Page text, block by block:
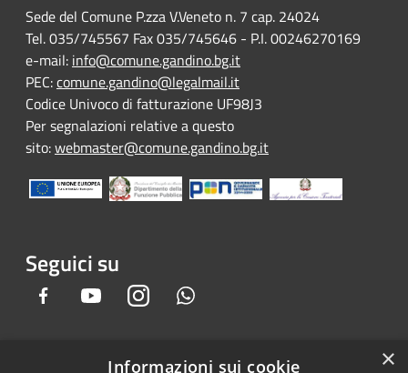
Sede del Comune P.zza V.Veneto n. 7 cap. 24024
Tel. 035/745567 Fax 035/745646 - P.I. 00246270169
e-mail: info@comune.gandino.bg.it
PEC:comune.gandino@legalmail.it
Codice Univoco di fatturazione UF98J3
Per segnalazioni relative a questo
sito:webmaster@comune.gandino.bg.it
Seguici su
Facebook YoutubeInstagram
×
Informazioni sui cookie